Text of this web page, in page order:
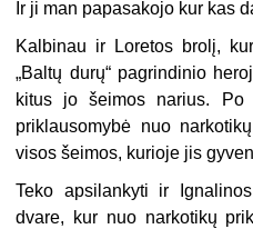
Ir ji man papasakojo kur kas
Kalbinau ir Loretos brolį,
„Baltų durų“ pagrindinio
kitus jo šeimos narius. Po
priklausomybė nuo
visos šeimos, kurioje jis
Teko apsilankyti ir
dvare, kur nuo narkotikų